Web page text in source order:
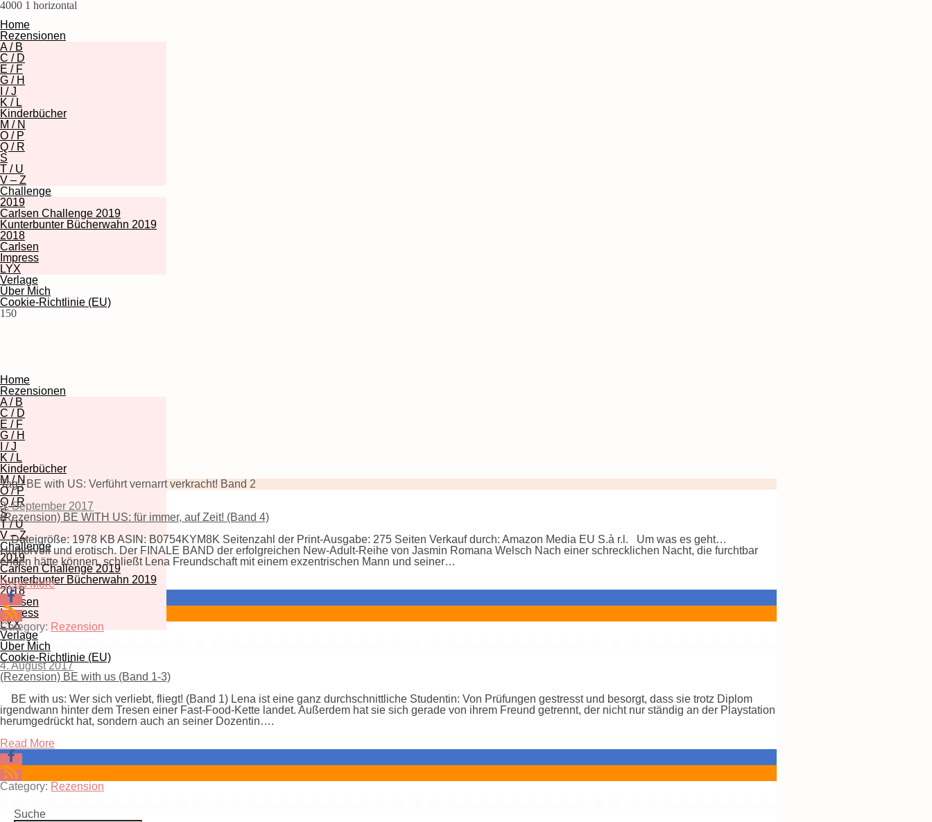
4000 1 horizontal
Home
Rezensionen
A / B
C / D
E / F
G / H
I / J
K / L
Kinderbücher
M / N
O / P
Q / R
S
T / U
V – Z
Challenge
2019
Carlsen Challenge 2019
Kunterbunter Bücherwahn 2019
2018
Carlsen
Impress
LYX
Verlage
Über Mich
Cookie-Richtlinie (EU)
150
Home
Rezensionen
A / B
C / D
E / F
G / H
I / J
K / L
Kinderbücher
M / N
O / P
Q / R
S
T / U
V – Z
Challenge
2019
Carlsen Challenge 2019
Kunterbunter Bücherwahn 2019
2018
Carlsen
Impress
LYX
Verlage
Über Mich
Cookie-Richtlinie (EU)
Tag / BE with US: Verführt vernarrt verkracht! Band 2
3. September 2017
(Rezension) BE WITH US: für immer, auf Zeit! (Band 4)
Dateigröße: 1978 KB ASIN: B0754KYM8K Seitenzahl der Print-Ausgabe: 275 Seiten Verkauf durch: Amazon Media EU S.à r.l. Um was es geht…
Humorvoll und erotisch. Der FINALE BAND der erfolgreichen New-Adult-Reihe von Jasmin Romana Welsch Nach einer schrecklichen Nacht, die furchtbar
enden hätte können, schließt Lena Freundschaft mit einem exzentrischen Mann und seiner…
Read More
Category: Rezension
4. August 2017
(Rezension) BE with us (Band 1-3)
BE with us: Wer sich verliebt, fliegt! (Band 1) Lena ist eine ganz durchschnittliche Studentin: Von Prüfungen gestresst und besorgt, dass sie trotz Diplom
irgendwann hinter dem Tresen einer Fast-Food-Kette landet. Außerdem hat sie sich gerade von ihrem Freund getrennt, der nicht nur ständig an der Playstation
herumgedrückt hat, sondern auch an seiner Dozentin….
Read More
Category: Rezension
Suche